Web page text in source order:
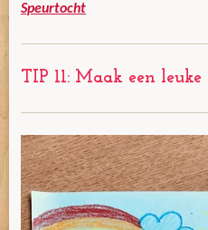
Speurtocht
TIP 11: Maak een